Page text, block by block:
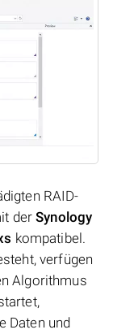
RAID-
derSynology
kompatibel.
verfügen
Algorithmus
Daten und